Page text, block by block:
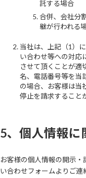
託する場合
合併、会社分
継が行われる
当社は、上記（1）
い合わせ等への対応
させて頂くことが適
名、電話番号等を当
の場合、お客様は当
停止を請求すること
5、個人情報に
お客様の個人情報の開示
い合わせフォームよりご連